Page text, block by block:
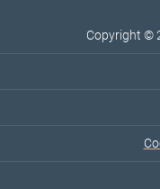
Copyright ©